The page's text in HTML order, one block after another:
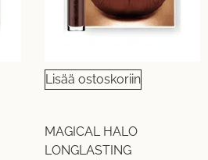
Lisää ostoskoriin
MAGICAL HALO
LONGLASTING